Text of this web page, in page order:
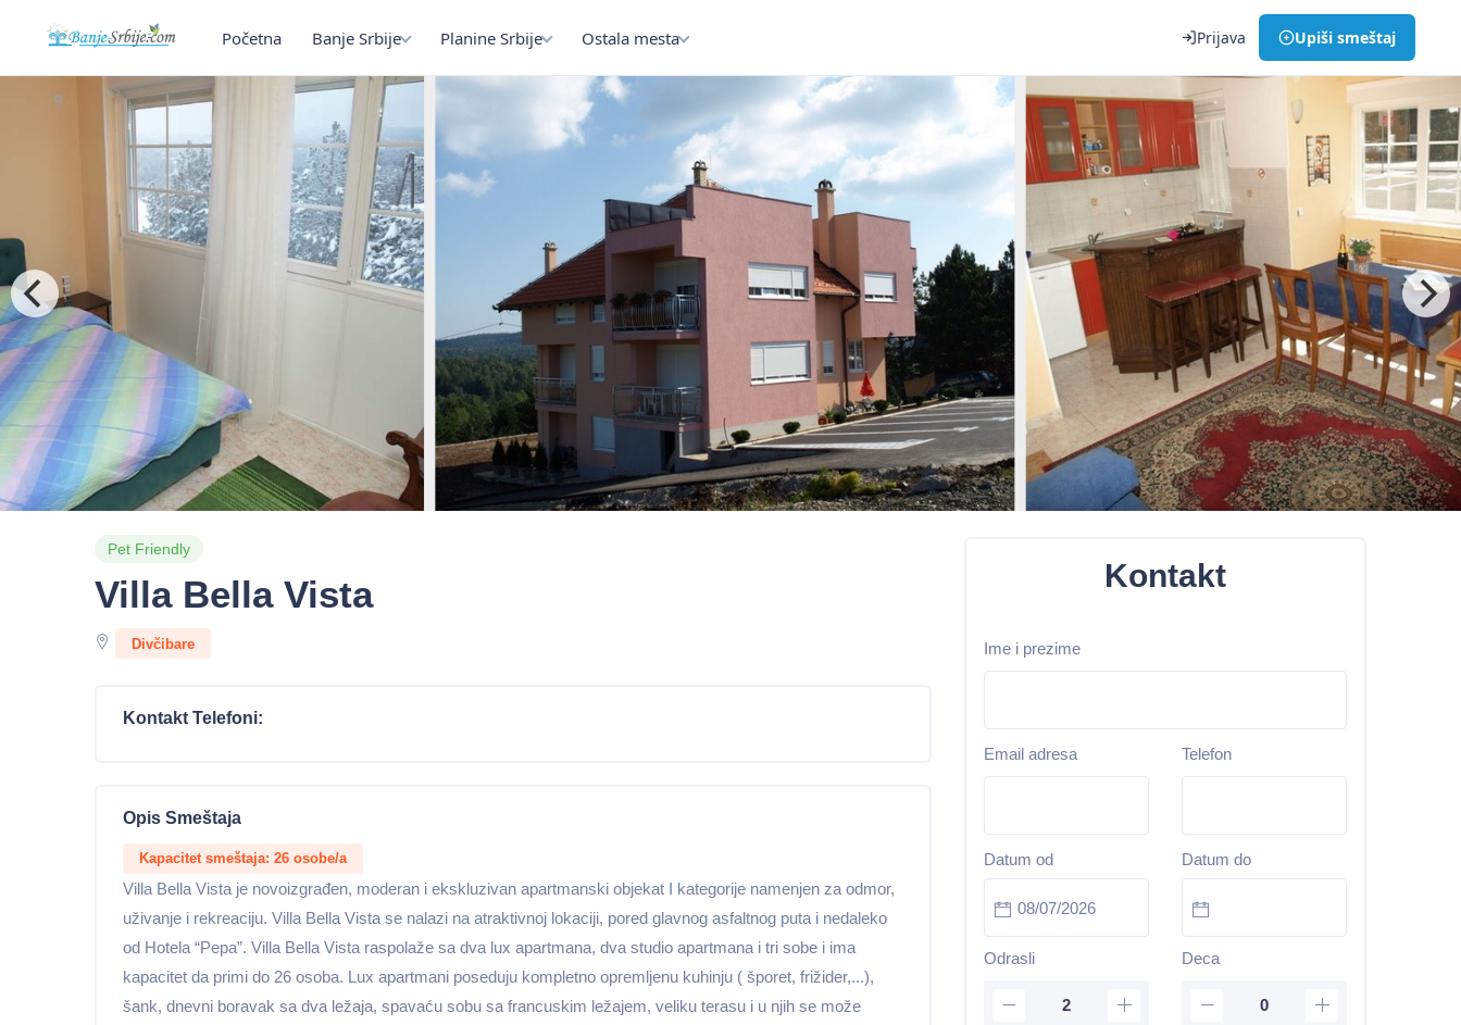
Početna Banje Srbije Planine Srbije Ostala mesta Prijava Upiši smeštaj
Pet Friendly
Villa Bella Vista
Divčibare
Kontakt Telefoni:
Opis Smeštaja
Kapacitet smeštaja: 26 osobe/a
Villa Bella Vista je novoizgrađen, moderan i ekskluzivan apartmanski objekat I kategorije namenjen za odmor,
uživanje i rekreaciju. Villa Bella Vista se nalazi na atraktivnoj lokaciji, pored glavnog asfaltnog puta i nedaleko
od Hotela “Pepa”. Villa Bella Vista raspolaže sa dva lux apartmana, dva studio apartmana i tri sobe i ima
kapacitet da primi do 26 osoba. Lux apartmani poseduju kompletno opremljenu kuhinju ( šporet, frižider,...),
šank, dnevni boravak sa dva ležaja, spavaću sobu sa francuskim ležajem, veliku terasu i u njih se može
Kontakt
Ime i prezime
Email adresa Telefon
Datum od Datum do
Odrasli Deca